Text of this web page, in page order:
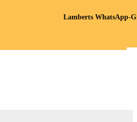
Lamberts WhatsApp-